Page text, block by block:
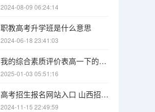
2024-08-09 06:24:14
职教高考升学班是什么意思
2024-06-18 23:41:03
我的综合素质评价表高一下的没填我现在高二填报时间已经过期了会不会影响高考我的高二综合评价还能填吗？
2025-01-03 05:51:16
高考招生报名网站入口 山西招生考试网官网入口网址：http://www.sxkszx.cn/
2024-11-15 22:49:59